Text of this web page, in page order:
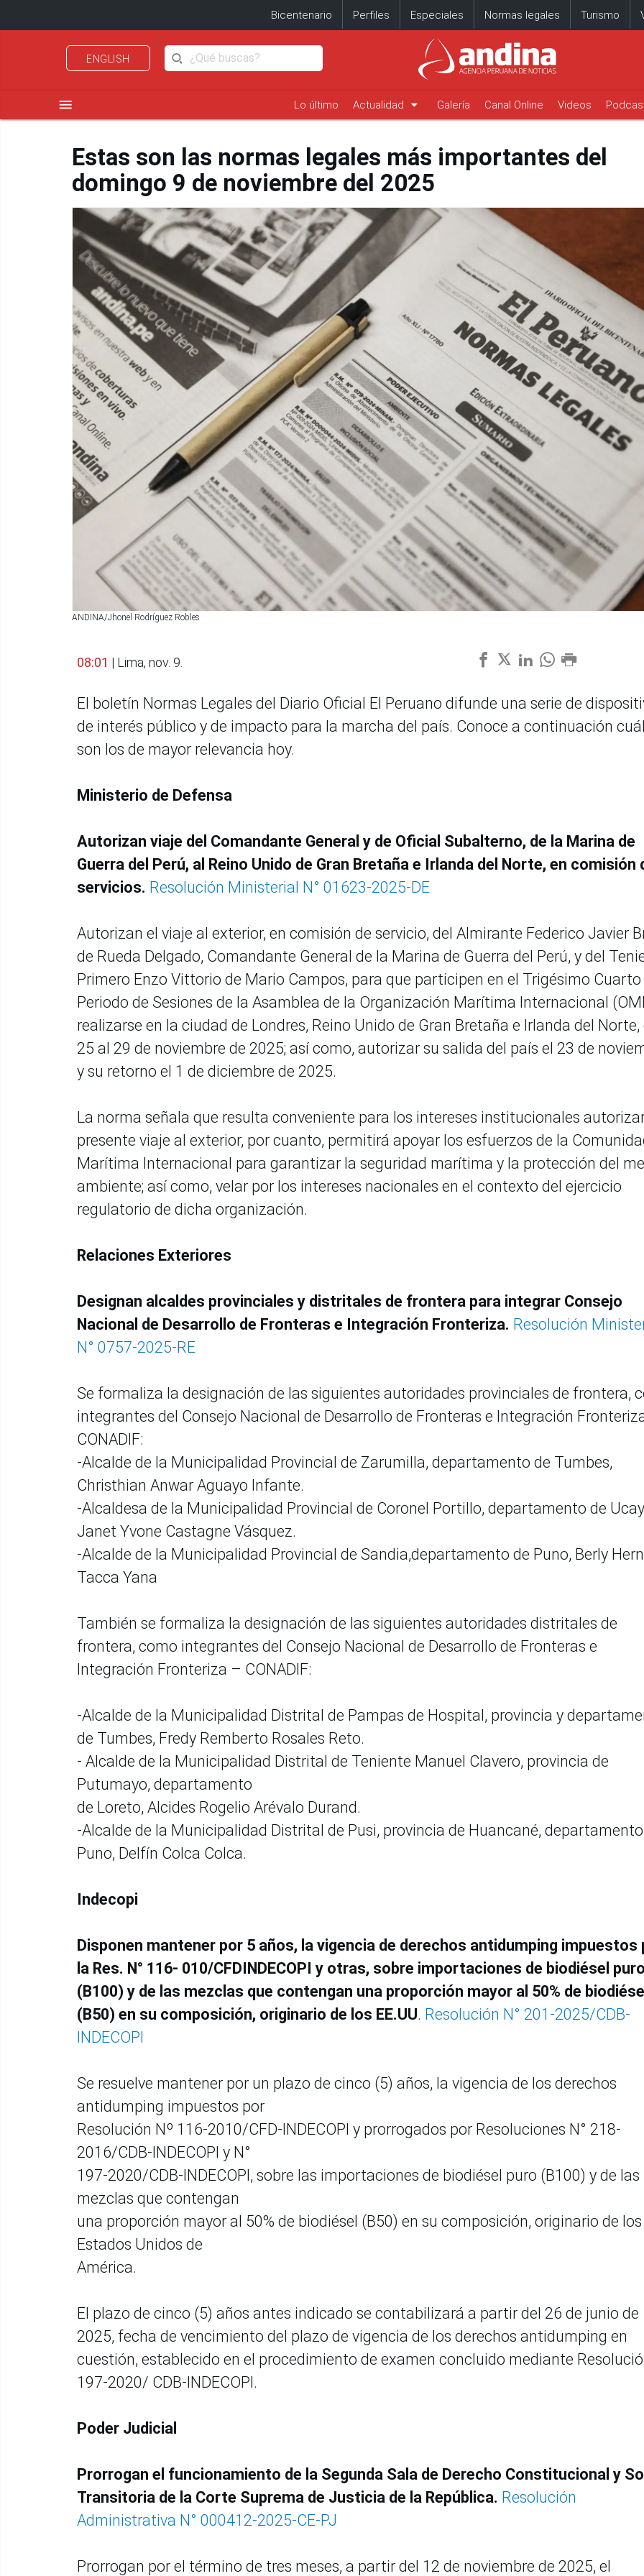
Bicentenario Perfiles Especiales Normas legales Turismo
ENGLISH
menu Lo último Actualidad arrow_drop_down Galería Canal Online Videos
Estas son las normas legales más importantes del
domingo 9 de noviembre del 2025
ANDINA/Jhonel Rodríguez Robles
08:01 | Lima, nov. 9.
El boletín Normas Legales del Diario Oficial El Peruano difunde una serie de
de interés público y de impacto para la marcha del país. Conoce a continuación
son los de mayor relevancia hoy.
Ministerio de Defensa
Autorizan viaje del Comandante General y de Oficial Subalterno, de la Marina de
Guerra del Perú, al Reino Unido de Gran Bretaña e Irlanda del Norte, en comisión
servicios. Resolución Ministerial N° 01623-2025-DE
Autorizan el viaje al exterior, en comisión de servicio, del Almirante Federico Javier
de Rueda Delgado, Comandante General de la Marina de Guerra del Perú, y del
Primero Enzo Vittorio de Mario Campos, para que participen en el Trigésimo Cuarto
Periodo de Sesiones de la Asamblea de la Organización Marítima Internacional
realizarse en la ciudad de Londres, Reino Unido de Gran Bretaña e Irlanda del Norte,
25 al 29 de noviembre de 2025; así como, autorizar su salida del país el 23 de
y su retorno el 1 de diciembre de 2025.
La norma señala que resulta conveniente para los intereses institucionales
presente viaje al exterior, por cuanto, permitirá apoyar los esfuerzos de la
Marítima Internacional para garantizar la seguridad marítima y la protección del
ambiente; así como, velar por los intereses nacionales en el contexto del ejercicio
regulatorio de dicha organización.
Relaciones Exteriores
Designan alcaldes provinciales y distritales de frontera para integrar Consejo
Nacional de Desarrollo de Fronteras e Integración Fronteriza. Resolución
N° 0757-2025-RE
Se formaliza la designación de las siguientes autoridades provinciales de frontera,
integrantes del Consejo Nacional de Desarrollo de Fronteras e Integración
CONADIF:
-Alcalde de la Municipalidad Provincial de Zarumilla, departamento de Tumbes,
Christhian Anwar Aguayo Infante.
-Alcaldesa de la Municipalidad Provincial de Coronel Portillo, departamento de
Janet Yvone Castagne Vásquez.
-Alcalde de la Municipalidad Provincial de Sandia,departamento de Puno, Berly
Tacca Yana
También se formaliza la designación de las siguientes autoridades distritales de
frontera, como integrantes del Consejo Nacional de Desarrollo de Fronteras e
Integración Fronteriza – CONADIF:
-Alcalde de la Municipalidad Distrital de Pampas de Hospital, provincia y
de Tumbes, Fredy Remberto Rosales Reto.
- Alcalde de la Municipalidad Distrital de Teniente Manuel Clavero, provincia de
Putumayo, departamento
de Loreto, Alcides Rogelio Arévalo Durand.
-Alcalde de la Municipalidad Distrital de Pusi, provincia de Huancané,
Puno, Delfín Colca Colca.
Indecopi
Disponen mantener por 5 años, la vigencia de derechos antidumping impuestos
la Res. N° 116- 010/CFDINDECOPI y otras, sobre importaciones de biodiésel puro
(B100) y de las mezclas que contengan una proporción mayor al 50% de biodiésel
(B50) en su composición, originario de los EE.UU. Resolución N° 201-2025/CDB-
INDECOPI
Se resuelve mantener por un plazo de cinco (5) años, la vigencia de los derechos
antidumping impuestos por
Resolución Nº 116-2010/CFD-INDECOPI y prorrogados por Resoluciones N° 218-
2016/CDB-INDECOPI y N°
197-2020/CDB-INDECOPI, sobre las importaciones de biodiésel puro (B100) y de las
mezclas que contengan
una proporción mayor al 50% de biodiésel (B50) en su composición, originario de los
Estados Unidos de
América.
El plazo de cinco (5) años antes indicado se contabilizará a partir del 26 de junio de
2025, fecha de vencimiento del plazo de vigencia de los derechos antidumping en
cuestión, establecido en el procedimiento de examen concluido mediante
197-2020/ CDB-INDECOPI.
Poder Judicial
Prorrogan el funcionamiento de la Segunda Sala de Derecho Constitucional y
Transitoria de la Corte Suprema de Justicia de la República. Resolución
Administrativa N° 000412-2025-CE-PJ
Prorrogan por el término de tres meses, a partir del 12 de noviembre de 2025, el